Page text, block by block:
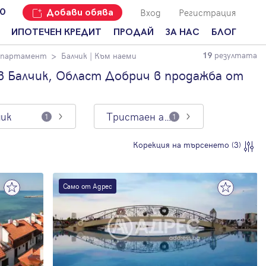
Добави обява Вход Регистрация
ИПОТЕЧЕН КРЕДИТ ПРОДАЙ
Добави
имот с
Адрес?
ЗА НАС
Наши офиси
Кариери
Кои сме ние?
Мениджмънт
Address Run
Франчайз
задавани
въпроси
БЛОГ
За продавачи
За купувачи
Ипотечно
наемодатели
наематели
пазара
Новини
Балчик | Към наеми 19 резултата
Област Добрич в продажба от
1 Тристаен апартамент1
Корекция на търсенето (3)
Само от Адрес